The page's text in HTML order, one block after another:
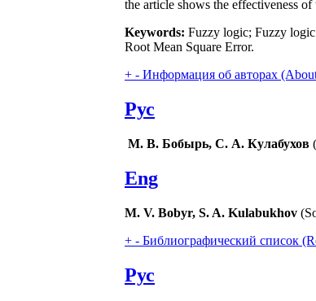
the article shows the effectiveness
Keywords: Fuzzy logic; Fuzzy
Root Mean Square Error.
+ - Информация об авторах
Рус
М. В. Бобырь, С. А. Кулабухов
Eng
M. V. Bobyr, S. A. Kulabukhov
+ - Библиографический список
Рус